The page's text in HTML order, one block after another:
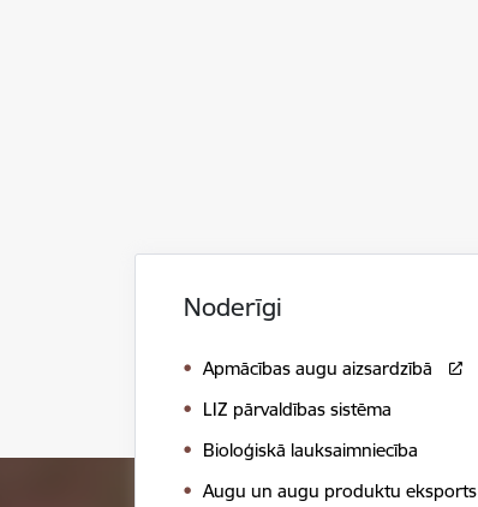
Noderīgi
Apmācības augu aizsardzībā
LIZ pārvaldības sistēma
Bioloģiskā lauksaimniecība
Augu un augu produktu eksports